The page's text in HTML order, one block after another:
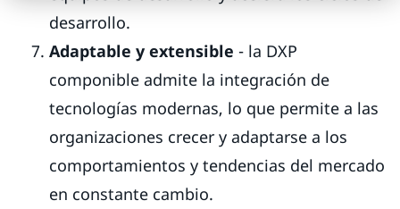
desarrollo.
Adaptable y extensible - la DXP
componible admite la integración de
tecnologías modernas, lo que permite a las
organizaciones crecer y adaptarse a los
comportamientos y tendencias del mercado
en constante cambio.